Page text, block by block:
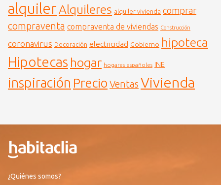
alquilerAlquileres alquiler vivienda comprar
compraventa compraventa de viviendas Construcción
coronavirus Decoración electricidad Gobierno hipoteca
Hipotecas hogar hogares españoles INE
inspiración Precio Ventas Vivienda
¿Quiénes somos?